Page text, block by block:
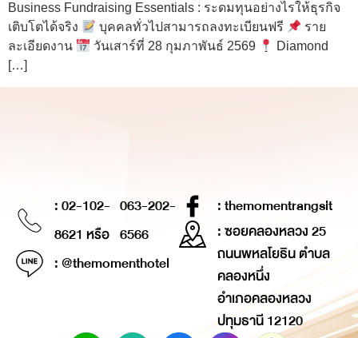
Business Fundraising Essentials : ระดมทุนอย่างไรให้ธุรกิจ
เติบโตได้จริง
บุคคลทั่วไปสามารถลงทะเบียนฟรี
ราย
ละเอียดงาน
วันเสาร์ที่ 28 กุมภาพันธ์ 2569
Diamond
[…]
: 02-102-
8621 หรือ
063-202-
6566
: @themomenthotel
: themomentrangsit
: ซอยคลองหลวง 25
ถนนพหลโยธิน ตำบล
คลองหนึ่ง
อำเภอคลองหลวง
ปทุมธานี 12120